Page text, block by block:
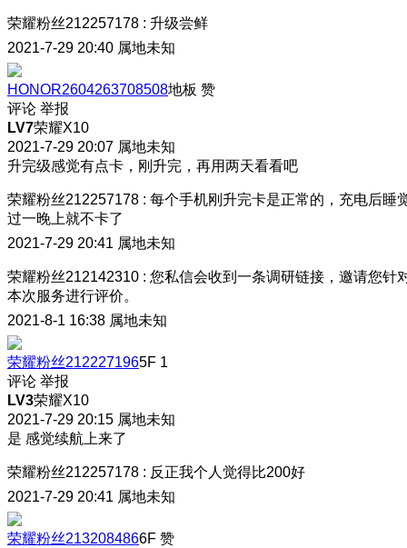
荣耀粉丝212257178 : 升级尝鲜
2021-7-29 20:40 属地未知
HONOR2604263708508地板 赞
评论 举报
LV7荣耀X10
2021-7-29 20:07 属地未知
升完级感觉有点卡，刚升完，再用两天看看吧
荣耀粉丝212257178 : 每个手机刚升完卡是正常的，充电后睡
过一晚上就不卡了
2021-7-29 20:41 属地未知
荣耀粉丝212142310 : 您私信会收到一条调研链接，邀请您针
本次服务进行评价。
2021-8-1 16:38 属地未知
荣耀粉丝2122271965F 1
评论 举报
LV3荣耀X10
2021-7-29 20:15 属地未知
是 感觉续航上来了
荣耀粉丝212257178 : 反正我个人觉得比200好
2021-7-29 20:41 属地未知
荣耀粉丝2132084866F 赞